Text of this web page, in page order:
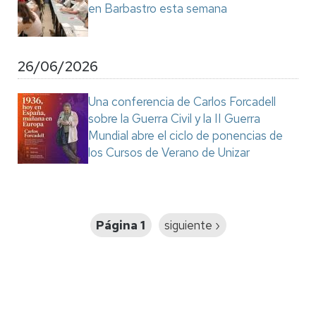
en Barbastro esta semana
26/06/2026
Una conferencia de Carlos Forcadell
sobre la Guerra Civil y la II Guerra
Mundial abre el ciclo de ponencias de
los Cursos de Verano de Unizar
Página 1
Siguiente
siguiente ›